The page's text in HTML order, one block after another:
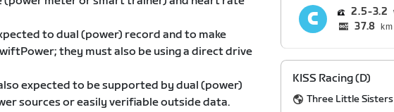
to dual (power) record and to make
they must also be using a direct drive
expected to be supported by dual (power)
sources or easily verifiable outside data.
2.5 3.2
37.8 km
KISS Racing (D)
Three Little Sisters